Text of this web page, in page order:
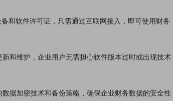
和软件许可证，只需通过互联网接入，即可使用财务
新和维护，企业用户无需担心软件版本过时或出现技术
数据加密技术和备份策略，确保企业财务数据的安全性